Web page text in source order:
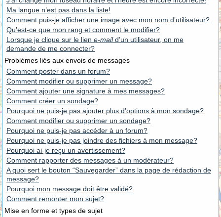
Ma langue n’est pas dans la liste!
Comment puis-je afficher une image avec mon nom d’utilisateur?
Qu’est-ce que mon rang et comment le modifier?
Lorsque je clique sur le lien e-maild’un utilisateur, on me
demande de me connecter?
Problèmes liés aux envois de messages
Comment poster dans un forum?
Comment modifier ou supprimer un message?
Comment ajouter une signature à mes messages?
Comment créer un sondage?
Pourquoi ne puis-je pas ajouter plus d’options à mon sondage?
Comment modifier ou supprimer un sondage?
Pourquoi ne puis-je pas accéder à un forum?
Pourquoi ne puis-je pas joindre des fichiers à mon message?
Pourquoi ai-je reçu un avertissement?
Comment rapporter des messages à un modérateur?
A quoi sert le bouton “Sauvegarder” dans la page de rédaction de
message?
Pourquoi mon message doit être validé?
Comment remonter mon sujet?
Mise en forme et types de sujet